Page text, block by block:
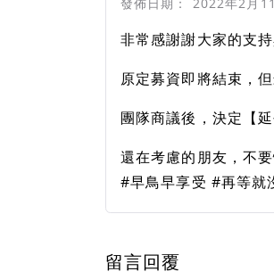
非常感謝謝大家的支
原定募資即將結束，
團隊商議後，決定【
還在考慮的朋友，不
#早鳥早享受 #再等就
留言回覆